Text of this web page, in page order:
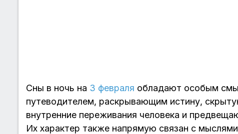
Сны в ночь на 3 февраля обладают особым
путеводителем, раскрывающим истину,
внутренние переживания человека и
Их характер также напрямую связан с